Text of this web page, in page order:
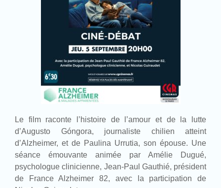
Le film raconte l’histoire de l’amour et de la lutte
d’Augusto Góngora, journaliste chilien atteint
d’Alzheimer, et de Paulina Urrutia, son épouse. Une
séance émouvante animée par Amélie Dugué,
psychologue clinicienne, Jean-Paul Gauthié, président
de France Alzheimer 82, avec la participation de